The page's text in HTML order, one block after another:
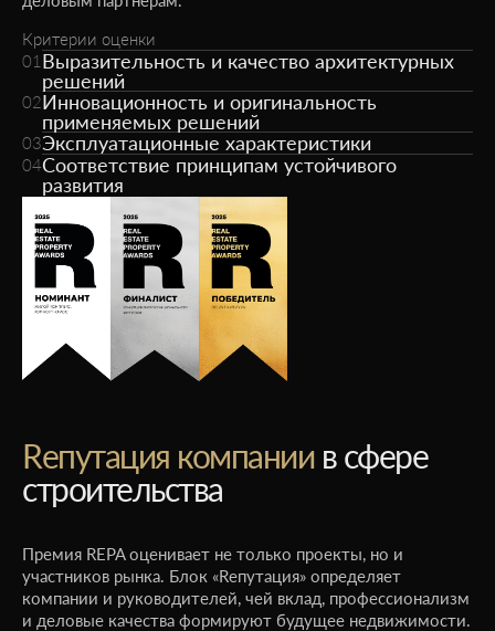
Критерии оценки
01 Выразительность и качество архитектурных
решений
02Инновационность и оригинальность
применяемых решений
03Эксплуатационные характеристики
04Соответствие принципам устойчивого
развития
Rепутация компаниив сфере
строительства
Премия REPA оценивает не только проекты, но и
участников рынка. Блок «Rепутация» определяет
компании и руководителей, чей вклад, профессионализм
и деловые качества формируют будущее недвижимости.